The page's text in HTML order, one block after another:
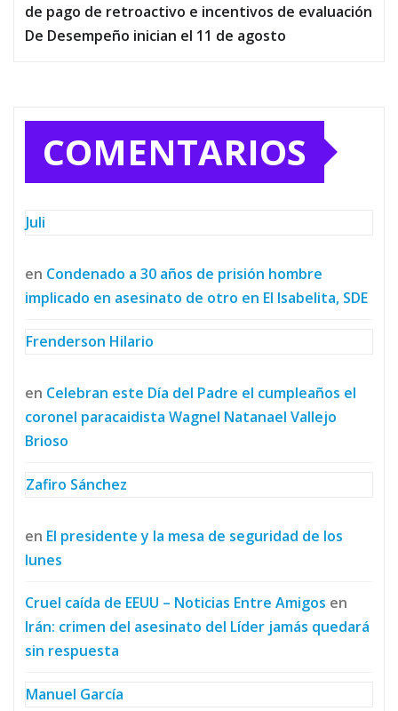
de pago de retroactivo e incentivos de evaluación
De Desempeño inician el 11 de agosto
COMENTARIOS
Juli
en Condenado a 30 años de prisión hombre
implicado en asesinato de otro en El Isabelita, SDE
Frenderson Hilario
en Celebran este Día del Padre el cumpleaños el
coronel paracaidista Wagnel Natanael Vallejo
Brioso
Zafiro Sánchez
en El presidente y la mesa de seguridad de los
lunes
Cruel caída de EEUU – Noticias Entre Amigos en
Irán: crimen del asesinato del Líder jamás quedará
sin respuesta
Manuel García